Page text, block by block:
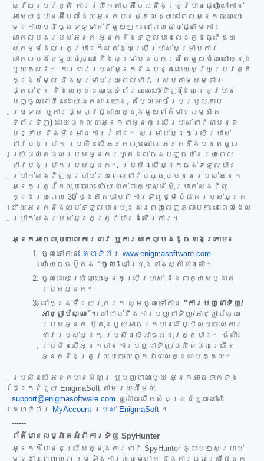
ស្វ័យប្រវត្តិ ការរំលឹកតាមអ៊ីមែលនឹងត្រូវបានផ្ញើទៅកាន់
អាសយដ្ឋានអ៊ីមែលដែលអ្នកបានផ្តល់ឱ្យនៅពេលអ្នកចុះឈ្មោះ
មុនកាលបរិច្ឆេទទូទាត់នីមួយៗ។ នៅពេលចាប់ផ្តើមការ
សាកល្បងរបស់អ្នក អ្នកនឹងទទួលបានលេខកូដធ្វើឱ្យ
សកម្មដែលត្រូវបានកំណត់ឱ្យប្រើប្រាស់សម្រាប់ការ
សាកល្បងតែមួយប៉ុណ្ណោះ និងសម្រាប់ឧបករណ៍តែមួយប៉ុណ្ណោះក្នុង
មួយគណនី។ ការជាវរបស់អ្នកនឹងបន្តដោយស្វ័យប្រវត្តិ
ក្នុងតម្លៃ និងសម្រាប់រយៈពេលជាវ ស្របតាមសម្ភារៈ
ផ្តល់ជូន និងលក្ខខណ្ឌទំព័រចុះឈ្មោះ/ទិញ (ដែលត្រូវបាន
បញ្ចូលនៅទីនេះដោយឯកសារយោង; តម្លៃអាចប្រែប្រួលតាម
ប្រទេស ឬការផ្សព្វផ្សាយក្នុងមួយព័ត៌មានលម្អិត
ទំព័រទិញ) ដោយផ្តល់ថាអ្នកជាអ្នកប្រើប្រាស់ជាវជាបន្ត
បន្ទាប់ និងមិនមានការរំខាន។ សម្រាប់អ្នកប្រើប្រាស់
ជាវបង់ប្រាក់ ប្រសិនបើអ្នកលុបចោល អ្នកនឹងបន្តចូល
ប្រើផលិតផលរបស់អ្នករហូតដល់ចុងបញ្ចប់នៃរយៈពេល
ជាវបង់ប្រាក់របស់អ្នក។ ប្រសិនបើអ្នកចង់ទទួលបាន
ប្រាក់សងវិញសម្រាប់រយៈពេលជាវបច្ចុប្បន្នរបស់អ្នក
អ្នកត្រូវតែលុបចោល ហើយដាក់ពាក្យស្នើសុំប្រាក់សងវិញ
ក្នុងរយៈពេល 30 ថ្ងៃគិតចាប់ពីការទិញថ្មីបំផុតរបស់អ្នក
ហើយអ្នកនឹងឈប់ទទួលបានមុខងារពេញលេញភ្លាមៗ នៅពេលដែល
ប្រាក់សងរបស់អ្នកត្រូវបានដំណើរការ។
អ្នកអាចលុបចោលការជាវ ឬការសាកល្បងដូចខាងក្រោម៖
ចូលទៅកាន់ គេហទំព័រ www.enigmasoftware.com
ហើយចុចប៊ូតុង "ចូល" នៅជ្រុងខាងស្តាំខាងលើ។
ចូលដោយប្រើឈ្មោះអ្នកប្រើប្រាស់ និងពាក្យសម្ងាត់
របស់អ្នក។
នៅក្នុងម៉ឺនុយរុករក សូមចូលទៅកាន់ "ការបញ្ជាទិញ/
អាជ្ញាប័ណ្ណ"។ នៅជាប់នឹងការបញ្ជាទិញ/អាជ្ញាប័ណ្ណ
របស់អ្នក ប៊ូតុងមួយអាចរកបានដើម្បីលុបចោលការ
ជាវរបស់អ្នក ប្រសិនបើអាចអនុវត្តបាន។ ចំណាំ៖
ប្រសិនបើអ្នកមានការបញ្ជាទិញ/ផលិតផលច្រើន
អ្នកនឹងត្រូវលុបចោលពួកវាជាលក្ខណៈបុគ្គល។
ប្រសិនបើអ្នកមានសំណួរ ឬបញ្ហាណាមួយ អ្នកអាចទាក់ទង
ផ្នែកជំនួយ EnigmaSoft តាមរយៈអ៊ីមែល
support@enigmasoftware.com ឬដោយបើកសំបុត្រជំនួយនៅលើ
គេហទំព័រ
MyAccount របស់ EnigmaSoft ។
------
ព័ត៌មានលម្អិតអំពីការទិញ SpyHunter
អ្នកក៏មានជម្រើសក្នុងការជាវ SpyHunter ភ្លាមៗសម្រាប់